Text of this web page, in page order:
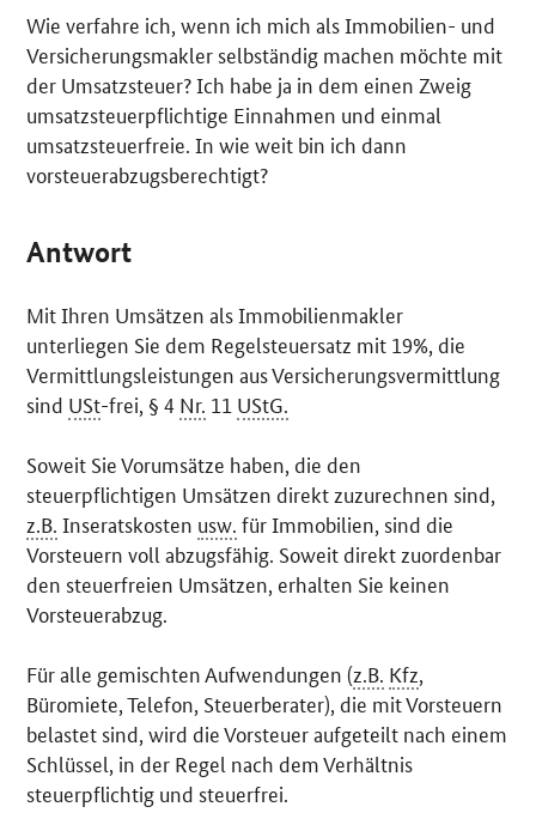
Wie verfahre ich, wenn ich mich als Immobilien- und
Versicherungsmakler selbständig machen möchte mit
der Umsatzsteuer? Ich habe ja in dem einen Zweig
umsatzsteuerpflichtige Einnahmen und einmal
umsatzsteuerfreie. In wie weit bin ich dann
vorsteuerabzugsberechtigt?
Antwort
Mit Ihren Umsätzen als Immobilienmakler
unterliegen Sie dem Regelsteuersatz mit 19%, die
Vermittlungsleistungen aus Versicherungsvermittlung
sind USt-frei, § 4 Nr. 11 UStG.
Soweit Sie Vorumsätze haben, die den
steuerpflichtigen Umsätzen direkt zuzurechnen sind,
z.B. Inseratskosten usw. für Immobilien, sind die
Vorsteuern voll abzugsfähig. Soweit direkt zuordenbar
den steuerfreien Umsätzen, erhalten Sie keinen
Vorsteuerabzug.
Für alle gemischten Aufwendungen (z.B. Kfz,
Büromiete, Telefon, Steuerberater), die mit Vorsteuern
belastet sind, wird die Vorsteuer aufgeteilt nach einem
Schlüssel, in der Regel nach dem Verhältnis
steuerpflichtig und steuerfrei.